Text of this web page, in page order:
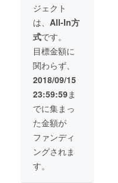
ジェクト
は、 All-In方
式です。
目標金額に
関わらず、
2018/09/15
23:59:59ま
でに集まっ
た金額が
ファンディ
ングされま
す。